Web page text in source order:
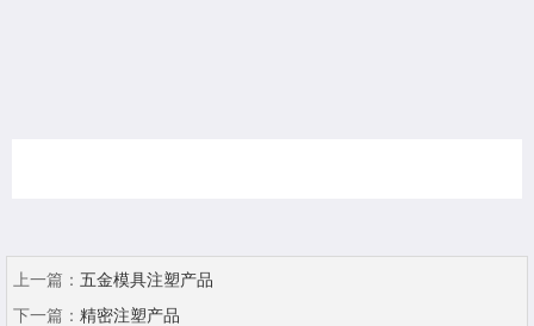
上一篇： 五金模具注塑产品
下一篇： 精密注塑产品